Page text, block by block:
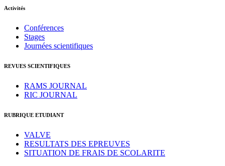
Activités
Conférences
Stages
Journées scientifiques
REVUES SCIENTIFIQUES
RAMS JOURNAL
RIC JOURNAL
RUBRIQUE ETUDIANT
VALVE
RESULTATS DES EPREUVES
SITUATION DE FRAIS DE SCOLARITE